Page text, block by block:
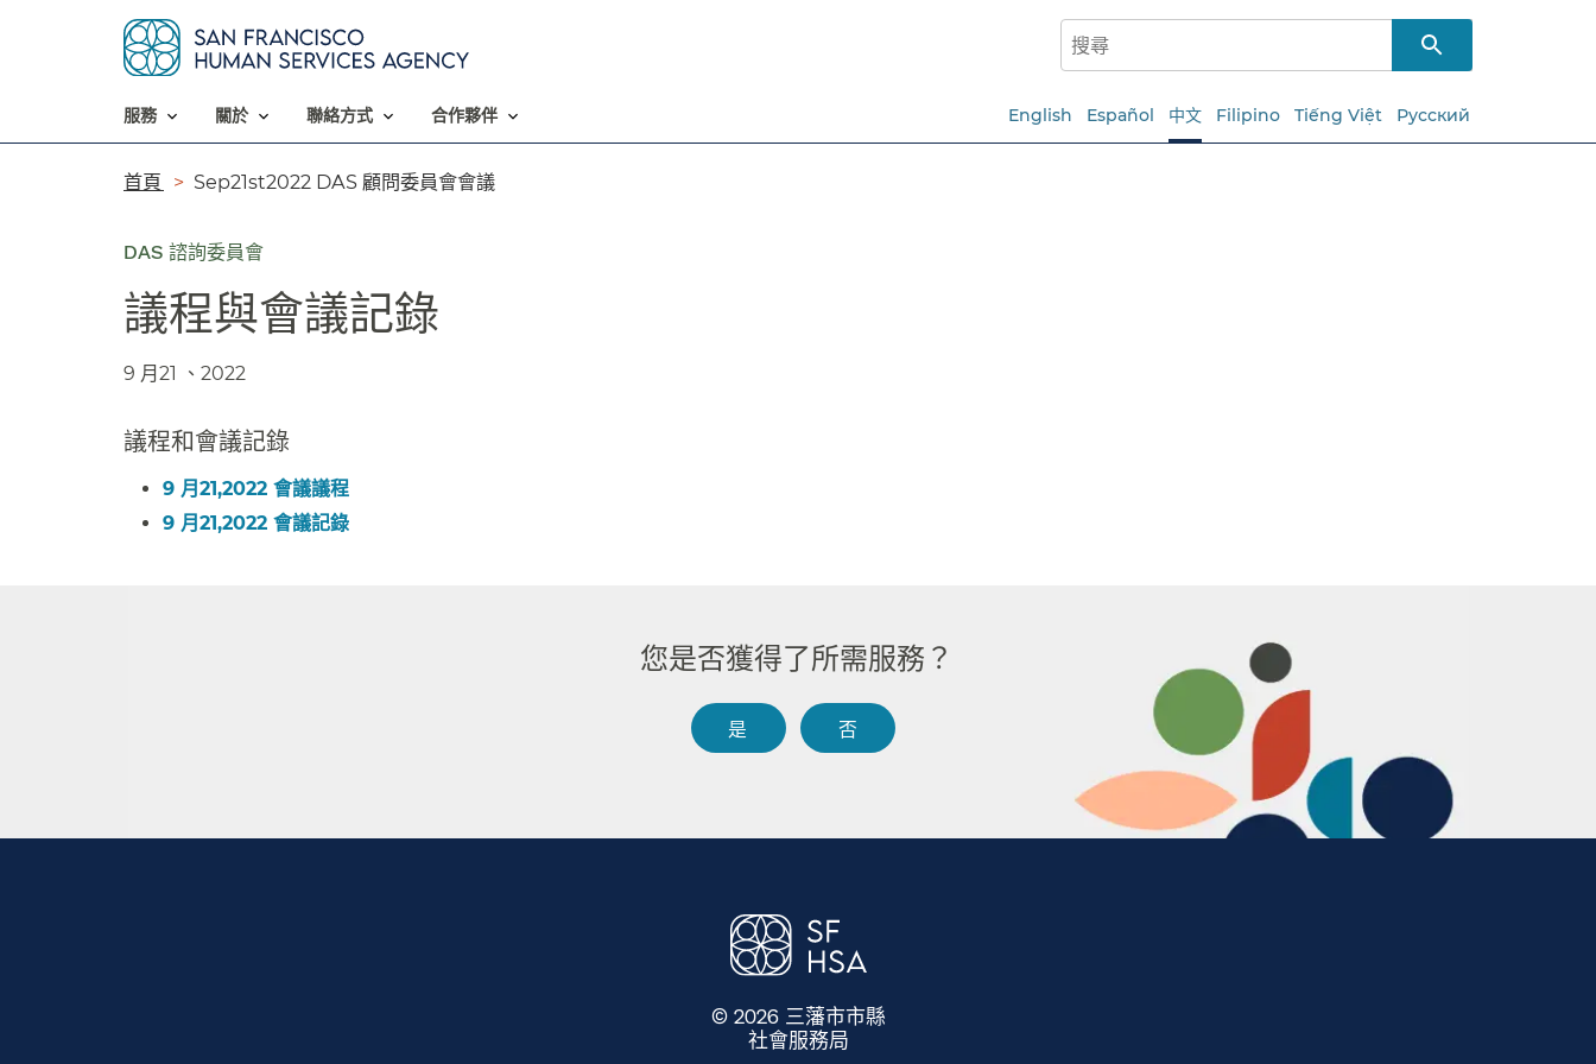
容​​
服務​​ 關於​​ 聯絡方式​​ 合作夥伴​​ English Español 中文 Filipino Tiếng Việt Русский
導
列​​
首頁​​ Sep21st2022 DAS 顧問委員會會議​​
DAS 諮詢委員會
議程與會議記錄​​
9 月21 、2022​​
議程和會議記錄​​
9 月21,2022 會議議程​​
9 月21,2022 會議記錄​​
您是否獲得了所需服務？​​
是​​ 否​​
© 2026 三藩市市縣
社會服務局